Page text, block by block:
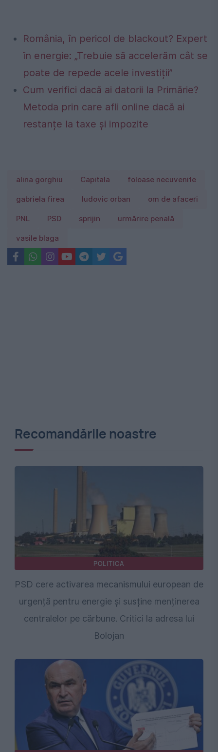
România, în pericol de blackout? Expert
în energie: „Trebuie să accelerăm cât se
poate de repede acele investiții”
Cum verifici dacă ai datorii la Primărie?
Metoda prin care afli online dacă ai
restanțe la taxe și impozite
alina gorghiu Capitala foloase necuvenite
gabriela firea ludovic orban om de afaceri
PNL PSD sprijin urmărire penală
vasile blaga
Recomandările noastre
POLITICA
PSD cere activarea mecanismului european de
urgență pentru energie și susține menținerea
centralelor pe cărbune. Critici la adresa lui
Bolojan